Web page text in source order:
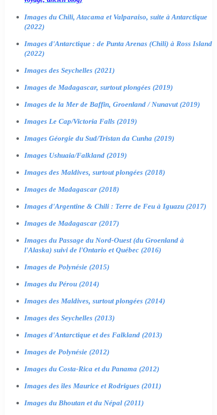
Images du Chili, Atacama et Valparaiso, suite à Antarctique
(2022)
Images d'Antarctique : de Punta Arenas (Chili) à Ross Island
(2022)
Images des Seychelles (2021)
Images de Madagascar, surtout plongées (2019)
Images de la Mer de Baffin, Groenland / Nunavut (2019)
Images Le Cap/Victoria Falls (2019)
Images Géorgie du Sud/Tristan da Cunha (2019)
Images Ushuaia/Falkland (2019)
Images des Maldives, surtout plongées (2018)
Images de Madagascar (2018)
Images d'Argentine & Chili : Terre de Feu à Iguazu (2017)
Images de Madagascar (2017)
Images du Passage du Nord-Ouest (du Groenland à
l'Alaska) suivi de l'Ontario et Québec (2016)
Images de Polynésie (2015)
Images du Pérou (2014)
Images des Maldives, surtout plongées (2014)
Images des Seychelles (2013)
Images d'Antarctique et des Falkland (2013)
Images de Polynésie (2012)
Images du Costa-Rica et du Panama (2012)
Images des îles Maurice et Rodrigues (2011)
Images du Bhoutan et du Népal (2011)